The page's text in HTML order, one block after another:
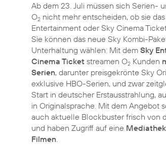
Ab dem 23. Juli müssen sich Serien-
O2 nicht mehr entscheiden, ob sie
Entertainment oder Sky Cinema
Sie können das neue Sky Kombi-
Unterhaltung wählen: Mit dem Sky
Cinema Ticket streamen O2 Kunden
Serien, darunter preisgekrönte Sky
exklusive HBO-Serien, und zwar
Start in deutscher Erstausstrahlung,
in Originalsprache. Mit dem Angebot
auch aktuelle Blockbuster frisch von
und haben Zugriff auf eine
Filmen.